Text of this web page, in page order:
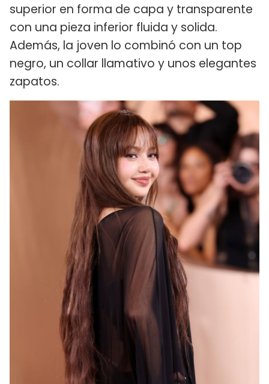
superior en forma de capa y transparente
con una pieza inferior fluida y solida.
Además, la joven lo combinó con un top
negro, un collar llamativo y unos elegantes
zapatos.